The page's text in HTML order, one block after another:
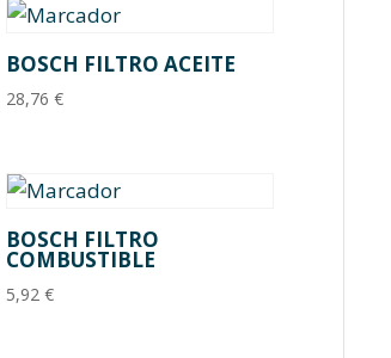
BOSCH FILTRO ACEITE
28,76 €
BOSCH FILTRO
COMBUSTIBLE
5,92 €